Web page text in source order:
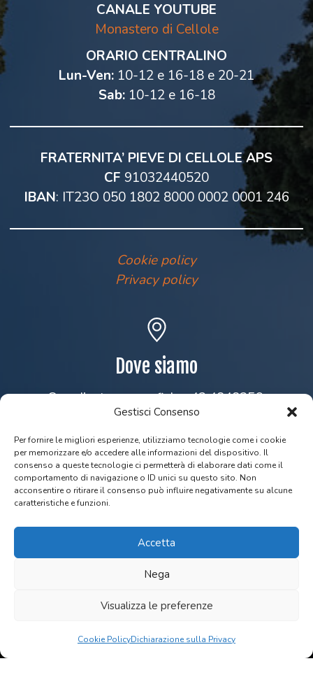
Gestisci Consenso
Per fornire le migliori esperienze, utilizziamo tecnologie come i cookie
per memorizzare e/o accedere alle informazioni del dispositivo. Il
consenso a queste tecnologie ci permetterà di elaborare dati come il
comportamento di navigazione o ID unici su questo sito. Non
acconsentire o ritirare il consenso può influire negativamente su alcune
caratteristiche e funzioni.
Accetta
Nega
Visualizza le preferenze
Cookie PolicyDichiarazione sulla Privacy
CANALE YOUTUBE
Monastero di Cellole
ORARIO CENTRALINO
Lun-Ven: 10-12 e 16-18 e 20-21
Sab:10-12 e 16-18
FRATERNITA’ PIEVE DI CELLOLE APS
CF 91032440520
IBAN: IT23O 050 1802 8000 0002 0001 246
Cookie policy
Privacy policy
Dove siamo
Coordinate geografiche: 43.4848356,
11.0058583
Visualizza su Google Maps
Fai clic per accettare i cookie marketing e